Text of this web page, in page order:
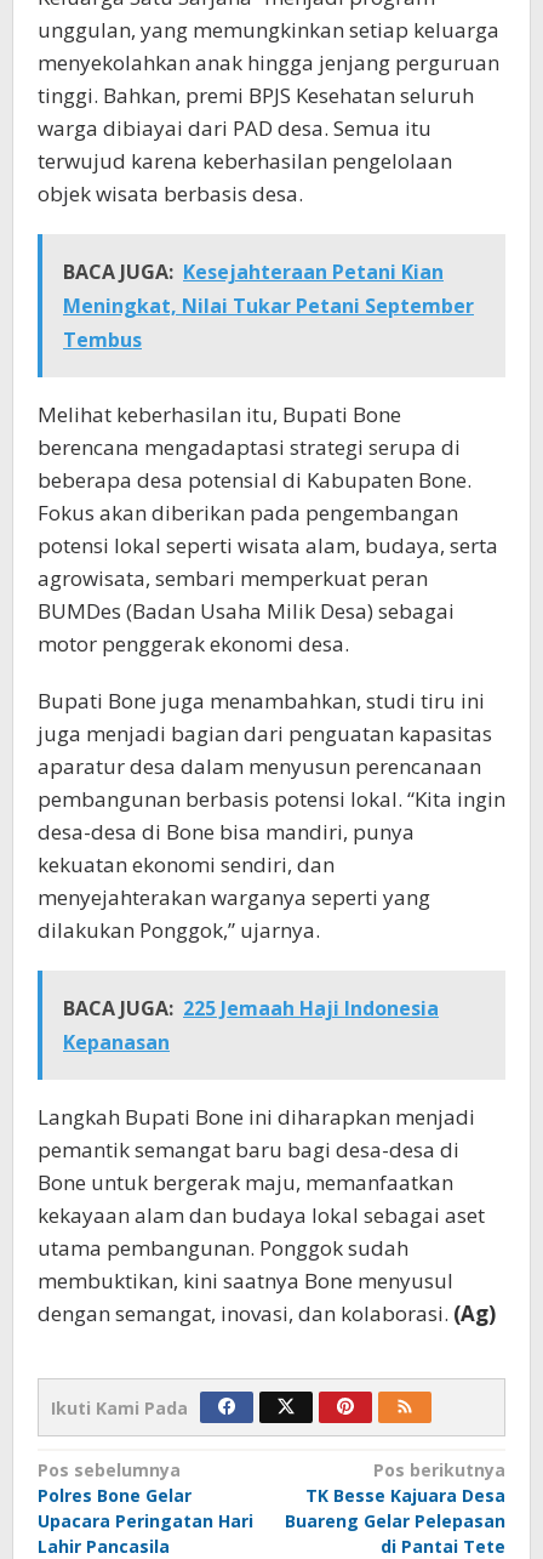
unggulan, yang memungkinkan setiap keluarga
menyekolahkan anak hingga jenjang perguruan
tinggi. Bahkan, premi BPJS Kesehatan seluruh
warga dibiayai dari PAD desa. Semua itu
terwujud karena keberhasilan pengelolaan
objek wisata berbasis desa.
BACA JUGA: Kesejahteraan Petani Kian
Meningkat, Nilai Tukar Petani September
Tembus
Melihat keberhasilan itu, Bupati Bone
berencana mengadaptasi strategi serupa di
beberapa desa potensial di Kabupaten Bone.
Fokus akan diberikan pada pengembangan
potensi lokal seperti wisata alam, budaya, serta
agrowisata, sembari memperkuat peran
BUMDes (Badan Usaha Milik Desa) sebagai
motor penggerak ekonomi desa.
Bupati Bone juga menambahkan, studi tiru ini
juga menjadi bagian dari penguatan kapasitas
aparatur desa dalam menyusun perencanaan
pembangunan berbasis potensi lokal. “Kita ingin
desa-desa di Bone bisa mandiri, punya
kekuatan ekonomi sendiri, dan
menyejahterakan warganya seperti yang
dilakukan Ponggok,” ujarnya.
BACA JUGA: 225 Jemaah Haji Indonesia
Kepanasan
Langkah Bupati Bone ini diharapkan menjadi
pemantik semangat baru bagi desa-desa di
Bone untuk bergerak maju, memanfaatkan
kekayaan alam dan budaya lokal sebagai aset
utama pembangunan. Ponggok sudah
membuktikan, kini saatnya Bone menyusul
dengan semangat, inovasi, dan kolaborasi. (Ag)
Ikuti Kami Pada
Navigasi
pos
Pos sebelumnya
Polres Bone Gelar
Upacara Peringatan Hari
Lahir Pancasila
Pos berikutnya
TK Besse Kajuara Desa
Buareng Gelar Pelepasan
di Pantai Tete